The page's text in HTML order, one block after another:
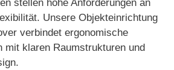
Unsere Objekteinrichtung
verbindet ergonomische
mit klaren Raumstrukturen und